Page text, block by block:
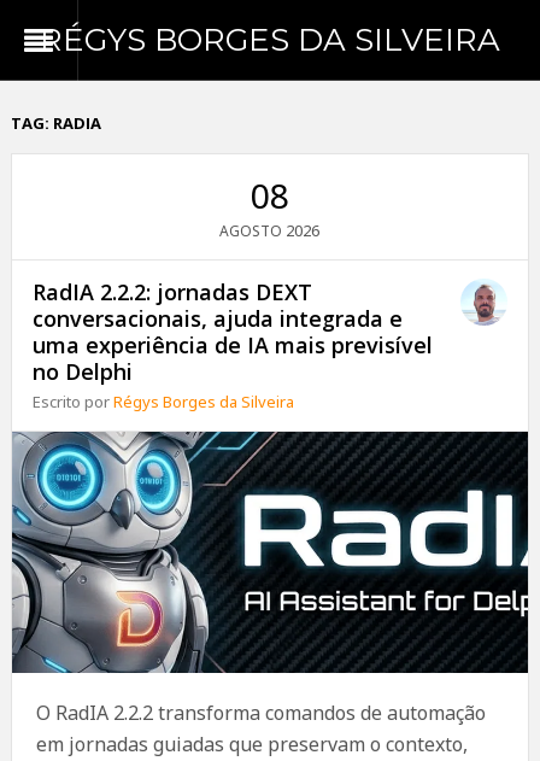
RÉGYS BORGES DA SILVEIRA
TAG: RADIA
08
AGOSTO 2026
RadIA 2.2.2: jornadas DEXT
conversacionais, ajuda integrada e
uma experiência de IA mais previsível
no Delphi
Escrito porRégys Borges da Silveira
O RadIA 2.2.2 transforma comandos de automação
em jornadas guiadas que preservam o contexto,